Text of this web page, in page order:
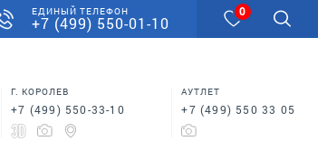
ЕДИНЫЙ ТЕЛЕФОН
+7 (499) 550-01-10
0
Г. КОРОЛЕВ
+7 (499) 550-33-10
АУТЛЕТ
+7 (499) 550 33 05